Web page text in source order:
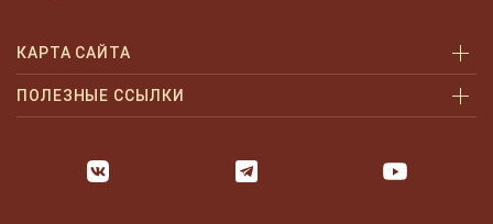
КАРТА САЙТА
Аукционы
Как продать
ПОЛЕЗНЫЕ ССЫЛКИ
Оплата и доставка